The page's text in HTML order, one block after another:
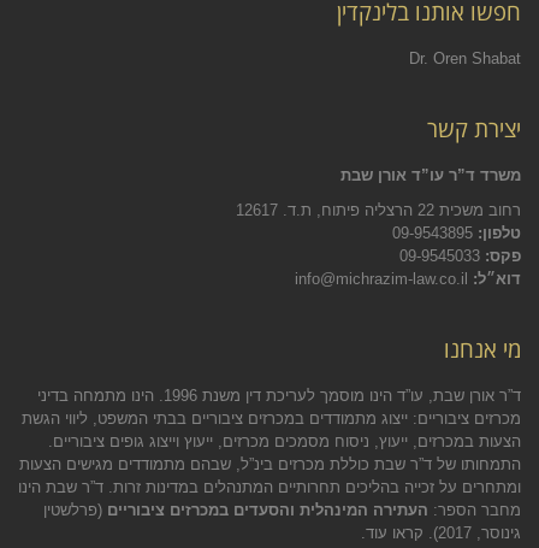
חפשו אותנו בלינקדין
Dr. Oren Shabat
יצירת קשר
משרד ד”ר עו”ד אורן שבת
רחוב משכית 22 הרצליה פיתוח, ת.ד. 12617
טלפון:
פקס:
דוא״ל:
מי אנחנו
ד”ר אורן שבת, עו”ד הינו מוסמך לעריכת דין משנת 1996. הינו מתמחה בדיני
מכרזים ציבוריים: ייצוג מתמודדים במכרזים ציבוריים בבתי המשפט, ליווי הגשת
הצעות במכרזים, ייעוץ, ניסוח מסמכים מכרזים, ייעוץ וייצוג גופים ציבוריים.
התמחותו של ד”ר שבת כוללת מכרזים בינ”ל, שבהם מתמודדים מגישים הצעות
ומתחרים על זכייה בהליכים תחרותיים המתנהלים במדינות זרות. ד”ר שבת הינו
מחבר הספר: העתירה המינהלית והסעדים במכרזים ציבוריים (פרלשטין
גינוסר, 2017).
קראו עוד.